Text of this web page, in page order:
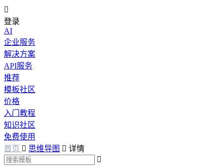

登录
AI
企业服务
解决方案
API服务
推荐
模板社区
价格
入门教程
知识社区
免费使用
首页  思维导图  详情
